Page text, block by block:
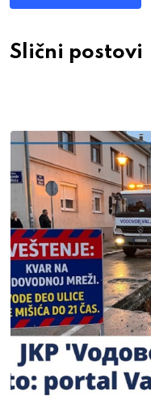
Slični postovi